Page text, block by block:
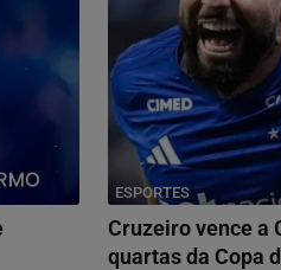
ESPORTES
Cruzeiro vence a
quartas da Copa